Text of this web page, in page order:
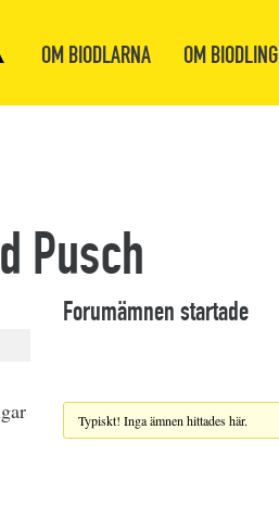
OM BIODLARNA OM BIODLING
Pusch
Forumämnen startade
Typiskt! Inga ämnen hittades här.